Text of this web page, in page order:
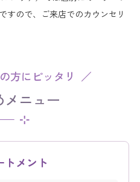
すので、ご来店でのカウンセリ
方にピッタリ
メニュー
トメント